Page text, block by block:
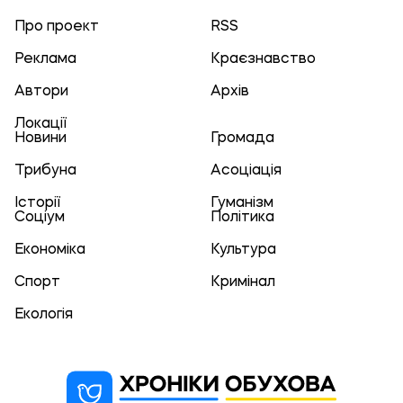
Про проект RSS
Реклама Краєзнавство
Автори Архів
Локації
Новини
Громада
Трибуна Асоціація
Історії
Гуманізм
Соціум
Політика
Економіка Культура
Спорт Кримінал
Екологія